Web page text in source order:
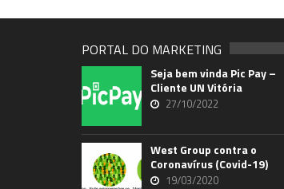
PORTAL DO MARKETING
Seja bem vinda Pic Pay –
Cliente UN Vitória
27/10/2022
West Group contra o
Coronavírus (Covid-19)
19/03/2020